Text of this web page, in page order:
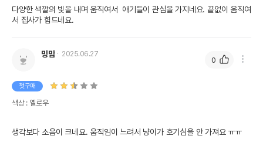
다양한 색깔의 빛을 내며 움직여서  애기들이 관심을 가지네요. 끝없이 움직여
서 집사가 힘드네요.
밍맘 2025.06.27
첫구매
색상 : 옐로우
생각보다 소음이 크네요. 움직임이 느려서 냥이가 호기심을 안 가져요 ㅠㅠ
0